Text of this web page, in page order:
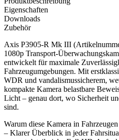
Eigenschaften
Downloads
Zubehör
Axis P3905-R Mk III
1080p Transport-
entwickelt für maximale
Fahrzeugumgebungen. Mit
WDR und vandalismussicherem,
kompakte Kamera belastbare
Licht – genau dort, wo Sicherheit
sind.
Warum diese Kamera in
– Klarer Überblick in jeder